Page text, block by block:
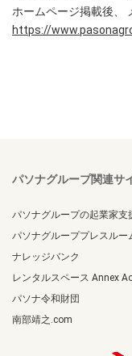
ホームページ掲載後、
https://
パソナグループ関連サ
パソナグループの起業家支
パソナグループプレスルー
ナレッジバンク
レンタルスペース Annex
パソナ令和財団
南部靖之.com